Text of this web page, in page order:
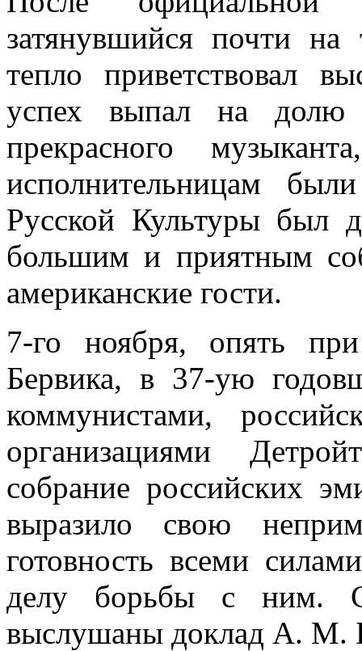
затянувшийся почти
тепло приветствовал
успех выпал на долю
прекрасного
исполнительницам
Русской Культуры был
большим и приятным
американские гости.
7-го ноября, опять
Бервика, в 37-ую
коммунистами,
организациями
собрание россий­ских
выразило свою
готовность всеми
делу борьбы с ним.
выслушаны доклад А. М.